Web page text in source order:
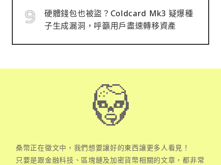
硬體錢包也被盜？Coldcard Mk3 疑爆種
子生成漏洞，呼籲用戶盡速轉移資產
桑幣正在徵文中，我們想要讓好的東西讓更多人看見！
只要是跟金融科技、區塊鏈及加密貨幣相關的文章，都非常